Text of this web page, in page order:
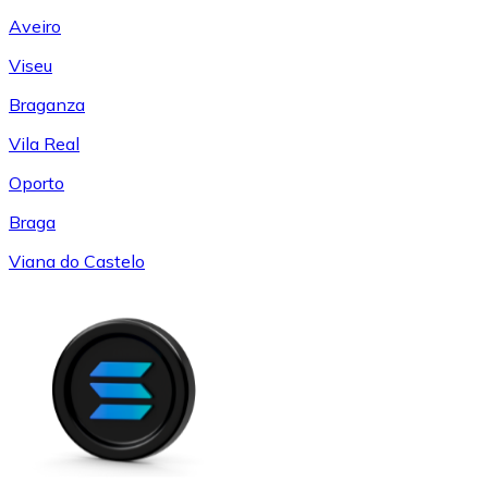
Aveiro
Viseu
Braganza
Vila Real
Oporto
Braga
Viana do Castelo